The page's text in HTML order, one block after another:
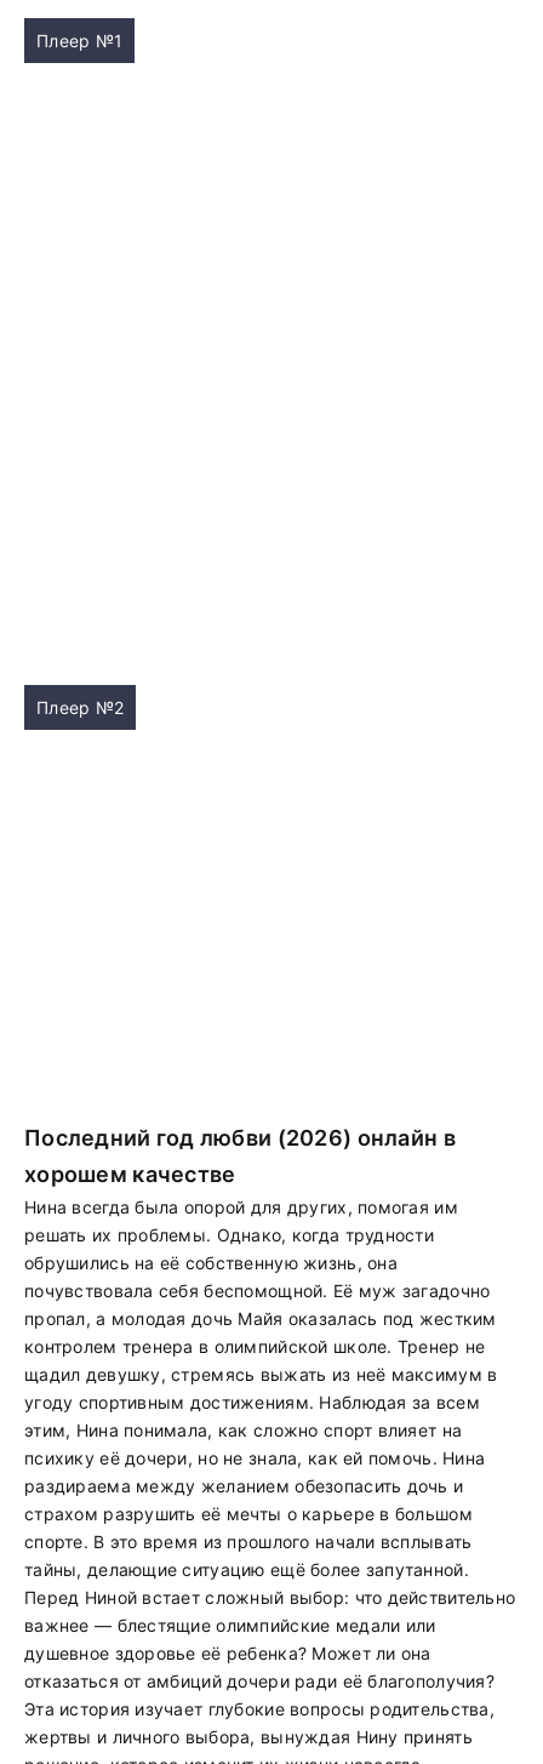
Плеер №1
Плеер №2
Последний год любви (2026) онлайн в
хорошем качестве
Нина всегда была опорой для других, помогая им
решать их проблемы. Однако, когда трудности
обрушились на её собственную жизнь, она
почувствовала себя беспомощной. Её муж загадочно
пропал, а молодая дочь Майя оказалась под жестким
контролем тренера в олимпийской школе. Тренер не
щадил девушку, стремясь выжать из неё максимум в
угоду спортивным достижениям. Наблюдая за всем
этим, Нина понимала, как сложно спорт влияет на
психику её дочери, но не знала, как ей помочь. Нина
раздираема между желанием обезопасить дочь и
страхом разрушить её мечты о карьере в большом
спорте. В это время из прошлого начали всплывать
тайны, делающие ситуацию ещё более запутанной.
Перед Ниной встает сложный выбор: что действительно
важнее — блестящие олимпийские медали или
душевное здоровье её ребенка? Может ли она
отказаться от амбиций дочери ради её благополучия?
Эта история изучает глубокие вопросы родительства,
жертвы и личного выбора, вынуждая Нину принять